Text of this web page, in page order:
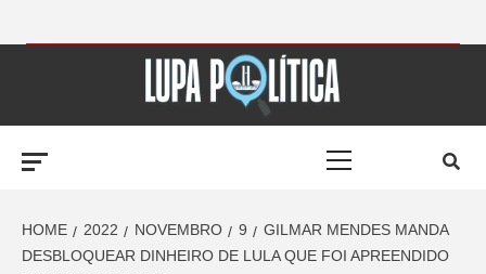
LUPA
POLÍTICA –
AMPLIANDO A
HOME 2022 NOVEMBRO 9
GILMAR MENDES MANDA
DESBLOQUEAR DINHEIRO DE LULA QUE FOI APREENDIDO